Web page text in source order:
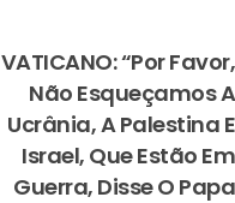
VATICANO: “Por Favor,
Não Esqueçamos A
Ucrânia, A Palestina E
Israel, Que Estão Em
Guerra, Disse O Papa